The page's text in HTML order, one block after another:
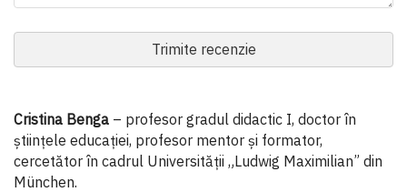
Trimite recenzie
Cristina Benga – profesor gradul didactic I, doctor în
științele educației, profesor mentor și formator,
cercetător în cadrul Universității „Ludwig Maximilian” din
München.